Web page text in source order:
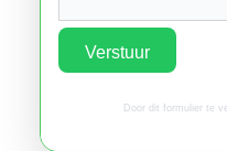
Verstuur
Door dit formulier te